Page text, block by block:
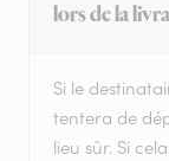
lors de la
Si le
tentera de
lieu sûr. Si